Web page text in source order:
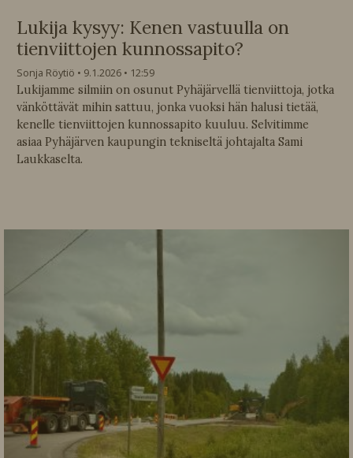
Lukija kysyy: Kenen vastuulla on
tienviittojen kunnossapito?
Sonja Röytiö 9.1.2026
12:59
Lukijamme silmiin on osunut Pyhäjärvellä tienviittoja, jotka
vänköttävät mihin sattuu, jonka vuoksi hän halusi tietää,
kenelle tienviittojen kunnossapito kuuluu. Selvitimme
asiaa Pyhäjärven kaupungin tekniseltä johtajalta Sami
Laukkaselta.